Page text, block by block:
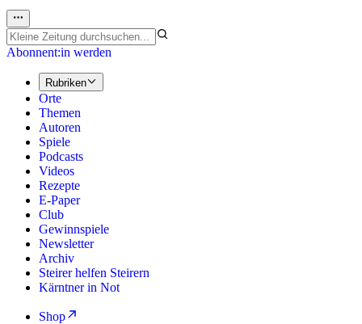
Abonnent:in werden
Rubriken
Orte
Themen
Autoren
Spiele
Podcasts
Videos
Rezepte
E-Paper
Club
Gewinnspiele
Newsletter
Archiv
Steirer helfen Steirern
Kärntner in Not
Shop